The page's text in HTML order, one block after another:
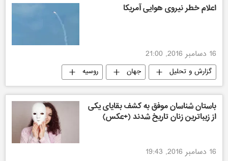
اعلام خطر نیروی هوایی آمریکا
16 دسامبر 2016, 21:00
گزارش و تحلیل جهان روسیه
باستان شناسان موفق به کشف بقایای یکی
از زیباترین زنان تاریخ شدند (+عکس)
16 دسامبر 2016, 19:43